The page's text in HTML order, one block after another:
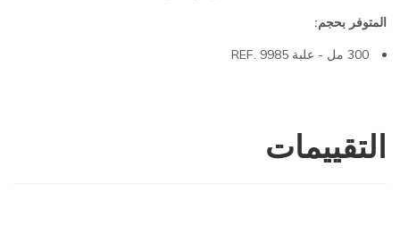
المتوفر بحجم:
300 مل - علبة REF. 9985
التقييمات